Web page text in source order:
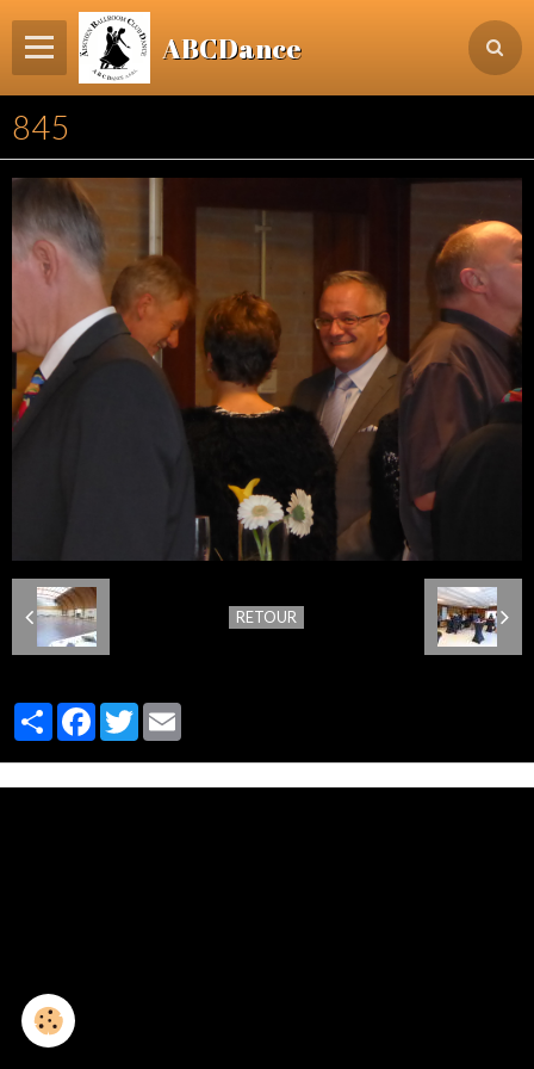
ABCDance
Page d'accueil
Informations
Agenda Evénements / Cours / Workshops
Inscription & Cours
Contact
Login membre
845
RETOUR
PartagerFacebook
Twitter